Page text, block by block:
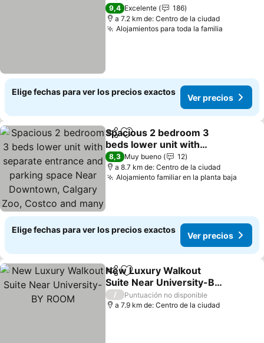
9,4 Excelente
186
a 7.2 km de: Centro de la ciudad
Alojamientos para toda la familia
Elige fechas para ver los precios exactos
Ver precios
CompartirAgregar a favoritos
Spacious 2 bedroom 3
beds lower unit with
separate entrance and
parking space Near
Downtown, Calgary Zoo,
Ver precios
8,3 Muy bueno
12
a 8.7 km de: Centro de la ciudad
Alojamiento familiar en la planta baja
Elige fechas para ver los precios exactos
Ver precios
CompartirAgregar a favoritos
New Luxury Walkout
Suite Near University-BY
ROOM
Ver precios
/
Puntuación no disponible
a 7.9 km de: Centro de la ciudad